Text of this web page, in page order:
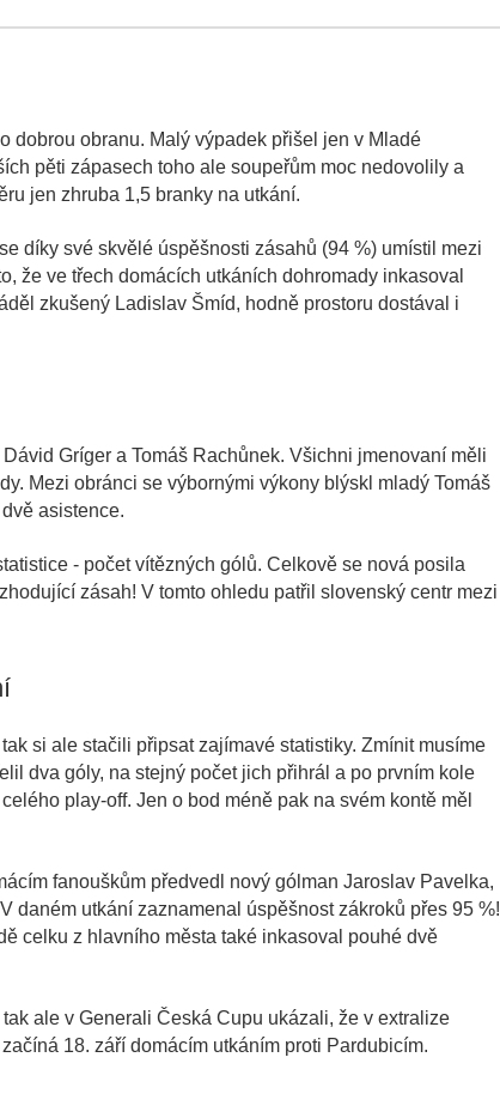
dobrou obranu. Malý výpadek přišel jen v Mladé
pěti zápasech toho ale soupeřům moc nedovolily a
jen zhruba 1,5 branky na utkání.
díky své skvělé úspěšnosti zásahů (94 %) umístil mezi
že ve třech domácích utkáních dohromady inkasoval
zkušený Ladislav Šmíd, hodně prostoru dostával i
Gríger a Tomáš Rachůnek. Všichni jmenovaní měli
Mezi obránci se výbornými výkony blýskl mladý Tomáš
asistence.
- počet vítězných gólů. Celkově se nová posila
zásah! V tomto ohledu patřil slovenský centr mezi
si ale stačili připsat zajímavé statistiky. Zmínit musíme
dva góly, na stejný počet jich přihrál a po prvním kole
play-off. Jen o bod méně pak na svém kontě měl
fanouškům předvedl nový gólman Jaroslav Pavelka,
daném utkání zaznamenal úspěšnost zákroků přes 95 %!
celku z hlavního města také inkasoval pouhé dvě
ale v Generali Česká Cupu ukázali, že v extralize
18. září domácím utkáním proti Pardubicím.